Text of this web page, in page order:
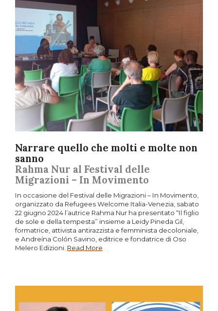
Narrare quello che molti e molte non
sanno
Rahma Nur al Festival delle
Migrazioni – In Movimento
In occasione del Festival delle Migrazioni – In Movimento,
organizzato da Refugees Welcome Italia-Venezia, sabato
22 giugno 2024 l’autrice Rahma Nur ha presentato “Il figlio
de sole e della tempesta” insieme a Leidy Pineda Gil,
formatrice, attivista antirazzista e femminista decoloniale,
e Andreína Colón Savino, editrice e fondatrice di Oso
Melero Edizioni. Read More